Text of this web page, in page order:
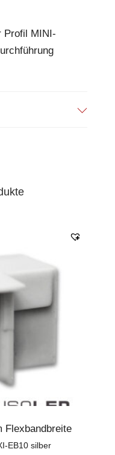
Profil MINI-
Flexbandbreite
EB10 silber